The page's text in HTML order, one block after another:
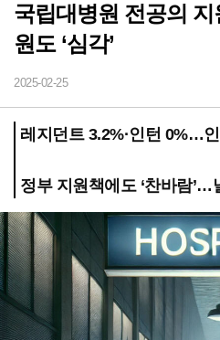
국립대병원 전공의
원도 ‘심각’
2025-02-25
레지던트 3.2%·인턴 0%…
정부 지원책에도 ‘찬바람’…